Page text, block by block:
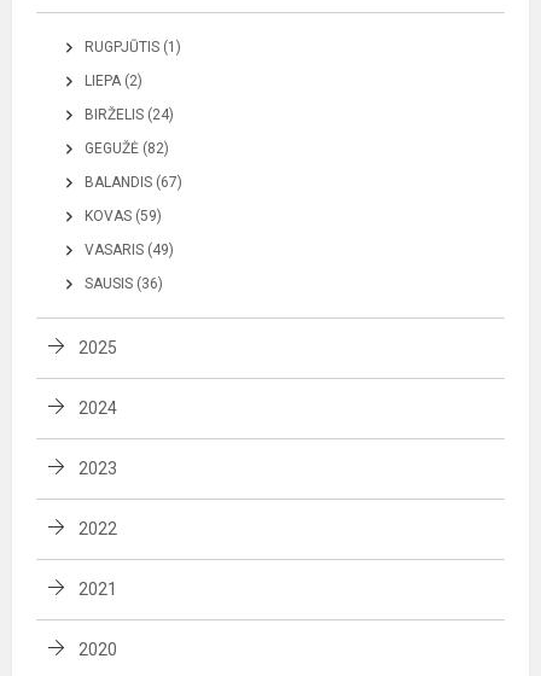
RUGPJŪTIS (1)
LIEPA (2)
BIRŽELIS (24)
GEGUŽĖ (82)
BALANDIS (67)
KOVAS (59)
VASARIS (49)
SAUSIS (36)
2025
2024
2023
2022
2021
2020